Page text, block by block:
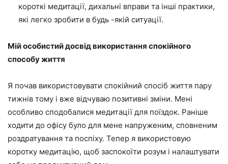
короткі медитації, дихальні вправи та інші практики,
які легко зробити в будь -якій ситуації.
Мій особистий досвід використання спокійного
способу життя
Я почав використовувати спокійний спосіб життя пару
тижнів тому і вже відчуваю позитивні зміни. Мені
особливо сподобалися медитації для поїздок. Раніше
ходити до офісу було для мене напруженим, сповненим
роздратування та поспіху. Тепер я використовую
коротку медитацію, щоб заспокоїти розум і налаштувати